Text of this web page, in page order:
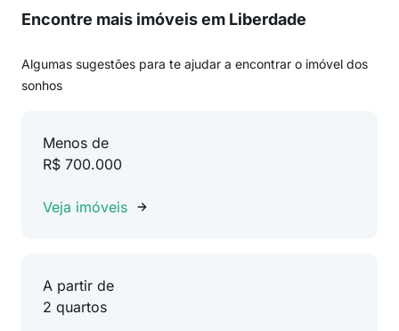
Encontre mais imóveis em Liberdade
Algumas sugestões para te ajudar a encontrar o imóvel dos
sonhos
Menos de
R$ 700.000
Veja imóveis
A partir de
2 quartos